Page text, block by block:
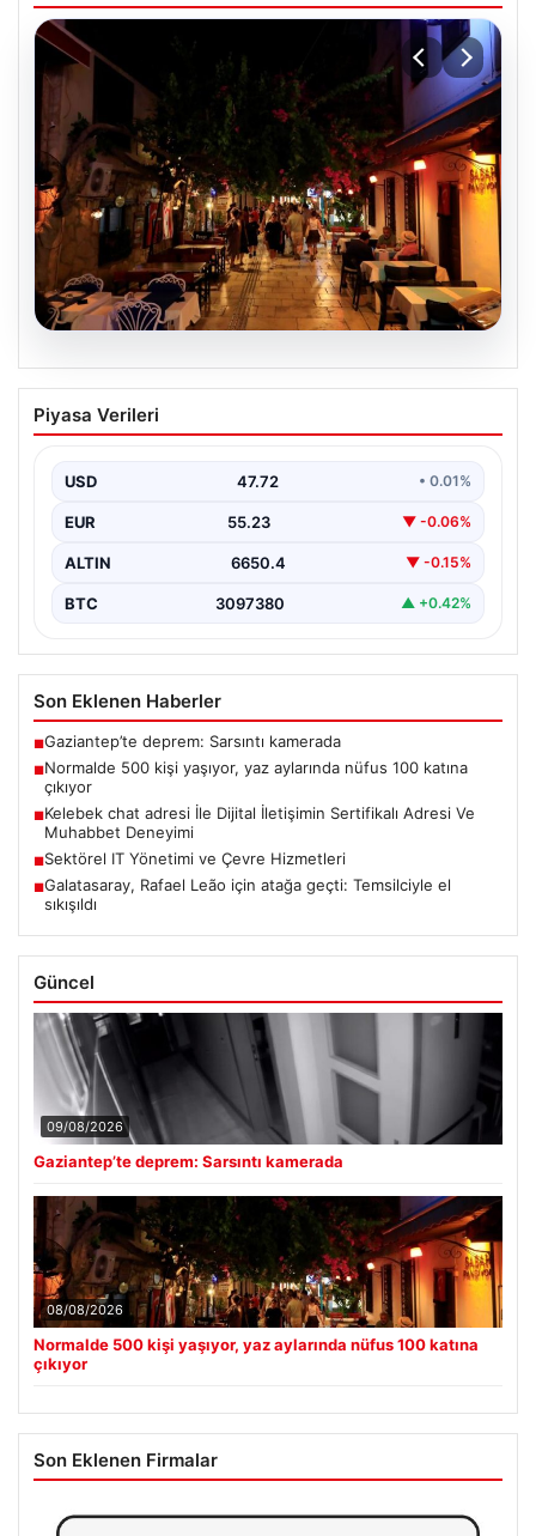
Normalde 500 kişi yaşıyor, yaz
aylarında nüfus 100 katına çıkıyor
Piyasa Verileri
USD 47.72 • 0.01%
EUR 55.23 ▼ -0.06%
ALTIN 6650.4 ▼ -0.15%
BTC 3097380 ▲ +0.42%
Son Eklenen Haberler
■Gaziantep’te deprem: Sarsıntı kamerada
■Normalde 500 kişi yaşıyor, yaz aylarında nüfus 100 katına
çıkıyor
■Kelebek chat adresi İle Dijital İletişimin Sertifikalı Adresi Ve
Muhabbet Deneyimi
■Sektörel IT Yönetimi ve Çevre Hizmetleri
■Galatasaray, Rafael Leão için atağa geçti: Temsilciyle el
sıkışıldı
Güncel
09/08/2026
Gaziantep’te deprem: Sarsıntı kamerada
08/08/2026
Normalde 500 kişi yaşıyor, yaz aylarında nüfus 100 katına
çıkıyor
Son Eklenen Firmalar